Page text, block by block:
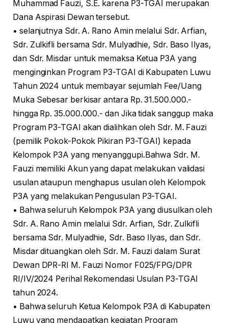
Muhammad Fauzi, S.E. karena P3-TGAI merupakan
Dana Aspirasi Dewan tersebut.
• selanjutnya Sdr. A. Rano Amin melalui Sdr. Arfian,
Sdr. Zulkifli bersama Sdr. Mulyadhie, Sdr. Baso Ilyas,
dan Sdr. Misdar untuk memaksa Ketua P3A yang
menginginkan Program P3-TGAI di Kabupaten Luwu
Tahun 2024 untuk membayar sejumlah Fee/Uang
Muka Sebesar berkisar antara Rp. 31.500.000.-
hingga Rp. 35.000.000.- dan Jika tidak sanggup maka
Program P3-TGAI akan dialihkan oleh Sdr. M. Fauzi
(pemilik Pokok-Pokok Pikiran P3-TGAI) kepada
Kelompok P3A yang menyanggupi.Bahwa Sdr. M.
Fauzi memiliki Akun yang dapat melakukan validasi
usulan ataupun menghapus usulan oleh Kelompok
P3A yang melakukan Pengusulan P3-TGAI.
• Bahwa seluruh Kelompok P3A yang diusulkan oleh
Sdr. A. Rano Amin melalui Sdr. Arfian, Sdr. Zulkifli
bersama Sdr. Mulyadhie, Sdr. Baso Ilyas, dan Sdr.
Misdar dituangkan oleh Sdr. M. Fauzi dalam Surat
Dewan DPR-RI M. Fauzi Nomor F025/FPG/DPR
RI/IV/2024 Perihal Rekomendasi Usulan P3-TGAI
tahun 2024.
• Bahwa seluruh Ketua Kelompok P3A di Kabupaten
Luwu yang mendapatkan kegiatan Program